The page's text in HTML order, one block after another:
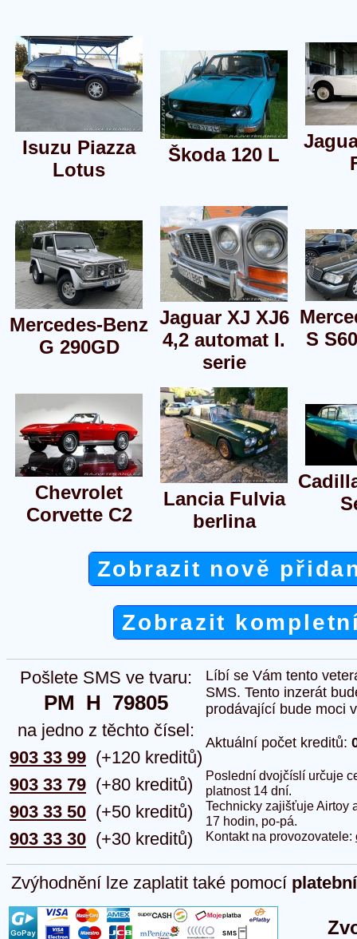
Isuzu Piazza
Lotus
Škoda 120 L
Mercedes-Benz
G 290GD
Jaguar XJ XJ6
4,2 automat I.
serie
S
Chevrolet
Corvette C2
Lancia Fulvia
berlina
Zobrazit nově
Zobrazit
Pošlete SMS ve tvaru:
PM  H  79805
na jedno z těchto čísel:
903 33 99
903 33 79
903 33 50
903 33 30
(+120 kreditů)
(+80 kreditů)
(+50 kreditů)
(+30 kreditů)
Líbí se Vám tento
SMS. Tento inzerát
prodávající bude moci
Aktuální počet kreditů:
Poslední dvojčíslí určuje
platnost 14 dní.
Technicky zajišťuje Airtoy
17 hodin, po-pá.
Kontakt na provozovatele:
Zvýhodnění lze zaplatit také pomocí